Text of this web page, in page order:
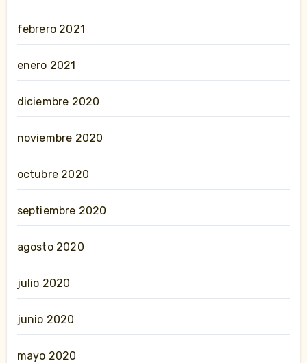
febrero 2021
enero 2021
diciembre 2020
noviembre 2020
octubre 2020
septiembre 2020
agosto 2020
julio 2020
junio 2020
mayo 2020